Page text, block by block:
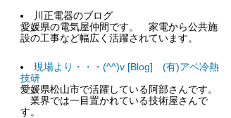
川正電器のブログ
愛媛県の電気屋仲間です。 家電から公共施
設の工事など幅広く活躍されています。
現場より・・・(^^)v [Blog] (有)アベ冷熱
技研
愛媛県松山市で活躍している阿部さんです。
業界では一目置かれている技術屋さんで
す。